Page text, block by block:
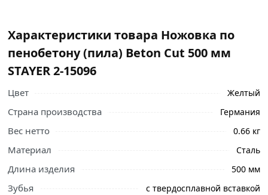
Характеристики товара Ножовка по
пенобетону (пила) Beton Cut 500 мм
STAYER 2-15096
Цвет Желтый
Страна производства Германия
Вес нетто 0.66 кг
Материал Сталь
Длина изделия 500 мм
Зубья с твердосплавной вставкой